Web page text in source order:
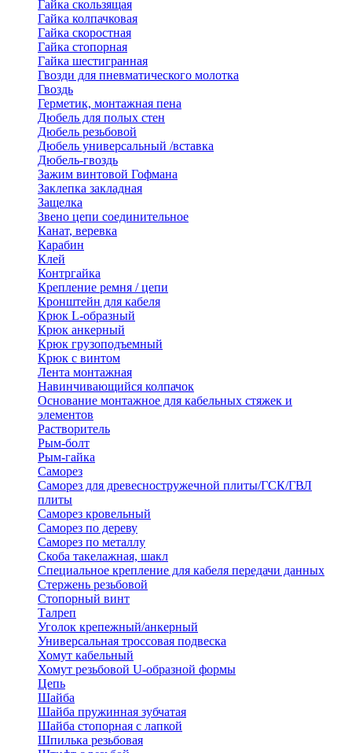
Гайка скользящая
Гайка колпачковая
Гайка скоростная
Гайка стопорная
Гайка шестигранная
Гвозди для пневматического молотка
Гвоздь
Герметик, монтажная пена
Дюбель для полых стен
Дюбель резьбовой
Дюбель универсальный /вставка
Дюбель-гвоздь
Зажим винтовой Гофмана
Заклепка закладная
Защелка
Звено цепи соединительное
Канат, веревка
Карабин
Клей
Контргайка
Крепление ремня / цепи
Кронштейн для кабеля
Крюк L-образный
Крюк анкерный
Крюк грузоподъемный
Крюк с винтом
Лента монтажная
Навинчивающийся колпачок
Основание монтажное для кабельных стяжек и
элементов
Растворитель
Рым-болт
Рым-гайка
Саморез
Саморез для древесностружечной плиты/ГСК/ГВЛ
плиты
Саморез кровельный
Саморез по дереву
Саморез по металлу
Скоба такелажная, шакл
Специальное крепление для кабеля передачи данных
Стержень резьбовой
Стопорный винт
Талреп
Уголок крепежный/анкерный
Универсальная троссовая подвеска
Хомут кабельный
Хомут резьбовой U-образной формы
Цепь
Шайба
Шайба пружинная зубчатая
Шайба стопорная с лапкой
Шпилька резьбовая